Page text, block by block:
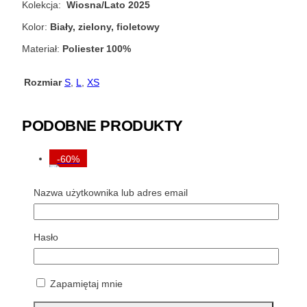
Kolekcja: Wiosna/Lato 2025
Kolor: Biały, zielony, fioletowy
Materiał: Poliester 100%
Rozmiar S L XS
PODOBNE PRODUKTY
-60%
670,00złPierwotna
670,00 zł.
268,00złAktualna
WYBIERZ OPCJE
-50%
Nazwa użytkownika lub adres email
Hasło
Zapamiętaj mnie